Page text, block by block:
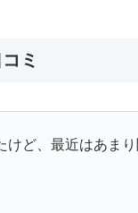
ミ
けど、最近はあま